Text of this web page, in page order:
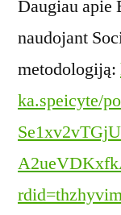
Daugiau apie
naudojant
metodologiją:
ka.speicyte/